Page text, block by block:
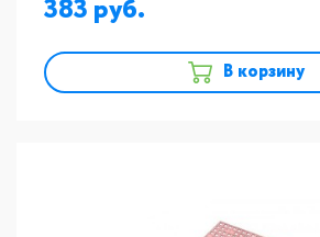
383
В корзину